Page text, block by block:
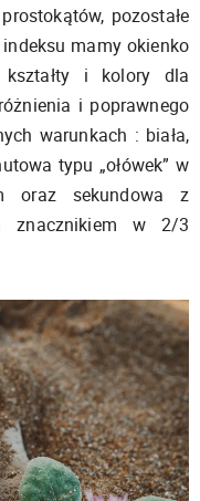
pozostałe
mamy okienko
i kolory dla
i poprawnego
warunkach : biała,
typu „ołówek” w
oraz sekundowa z
znacznikiem w 2/3